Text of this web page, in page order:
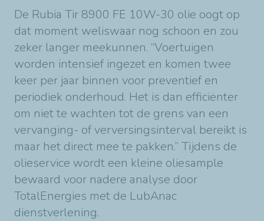
De Rubia Tir 8900 FE 10W-30 olie oogt op
dat moment weliswaar nog schoon en zou
zeker langer meekunnen. “Voertuigen
worden intensief ingezet en komen twee
keer per jaar binnen voor preventief en
periodiek onderhoud. Het is dan efficiënter
om niet te wachten tot de grens van een
vervanging- of verversingsinterval bereikt is
maar het direct mee te pakken.” Tijdens de
olieservice wordt een kleine oliesample
bewaard voor nadere analyse door
TotalEnergies met de LubAnac
dienstverlening.